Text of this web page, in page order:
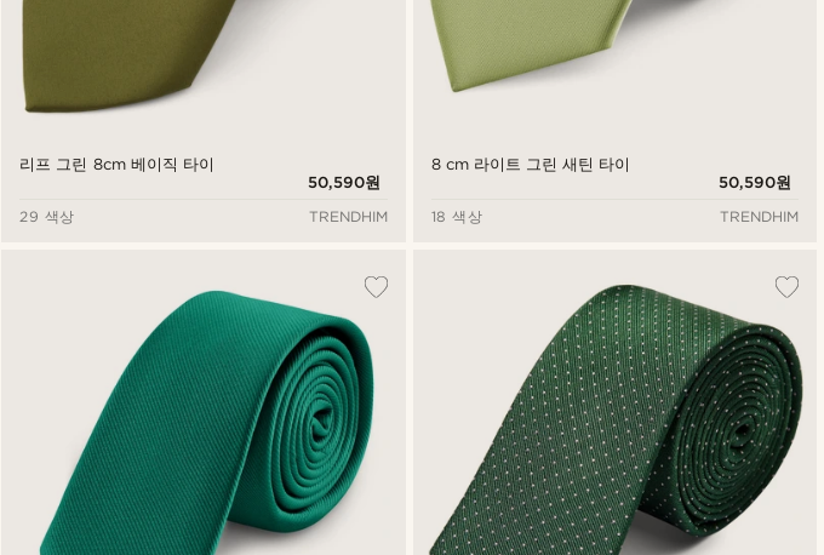
리프 그린 8cm 베이직 타이
50,590원
29 색상
TRENDHIM
8 cm 라이트 그린 새틴 타이
50,590원
18 색상
TRENDHIM